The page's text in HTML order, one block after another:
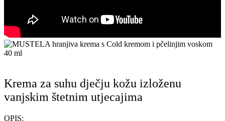
Krema za suhu dječju kožu izloženu
vanjskim štetnim utjecajima
OPIS: